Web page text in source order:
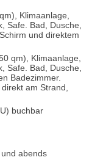
Klimaanlage,
Safe. Bad, Dusche,
und direktem
qm), Klimaanlage,
Safe. Bad, Dusche,
Badezimmer.
am Strand,
buchbar
abends